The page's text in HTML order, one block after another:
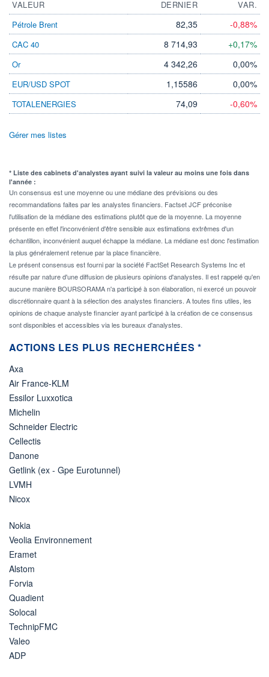
VALEUR DERNIER
VAR.
Pétrole Brent
82,35 -0,88%
CAC 40 8 714,93 +0,17%
Or 4 342,26 0,00%
EUR/USD SPOT 1,15586 0,00%
TOTALENERGIES 74,09 -0,60%
Gérer mes listes
* Liste des cabinets d'analystes ayant suivi la valeur au moins une fois dans
l'année :
Un consensus est une moyenne ou une médiane des prévisions ou des
recommandations faites par les analystes financiers. Factset JCF préconise
l'utilisation de la médiane des estimations plutôt que de la moyenne. La moyenne
présente en effet l'inconvénient d'être sensible aux estimations extrêmes d'un
échantillon, inconvénient auquel échappe la médiane. La médiane est donc l'estimation
la plus généralement retenue par la place financière.
Le présent consensus est fourni par la société FactSet Research Systems Inc et
résulte par nature d'une diffusion de plusieurs opinions d'analystes. Il est rappelé qu'en
aucune manière BOURSORAMA n'a participé à son élaboration, ni exercé un pouvoir
discrétionnaire quant à la sélection des analystes financiers. A toutes fins utiles, les
opinions de chaque analyste financier ayant participé à la création de ce consensus
sont disponibles et accessibles via les bureaux d'analystes.
ACTIONS LES PLUS RECHERCHÉES *
Axa
Air France-KLM
Essilor Luxxotica
Michelin
Schneider Electric
Cellectis
Danone
Getlink (ex - Gpe Eurotunnel)
LVMH
Nicox
Nokia
Veolia Environnement
Eramet
Alstom
Forvia
Quadient
Solocal
TechnipFMC
Valeo
ADP